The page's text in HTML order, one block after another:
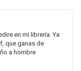
en mi librería. Ya
que ganas de
a hombre